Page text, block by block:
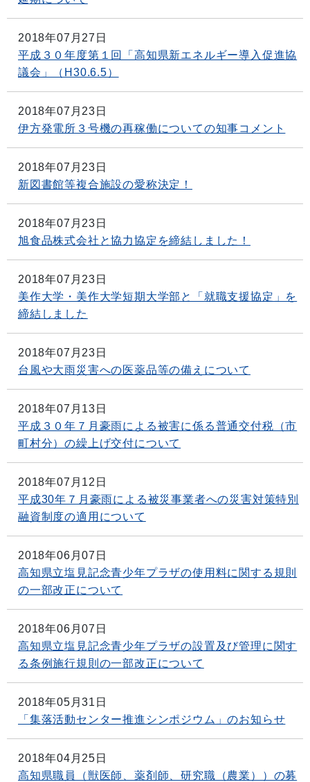
2018年07月27日
平成３０年度第１回「高知県新エネルギー導入促進協
議会」（H30.6.5）
2018年07月23日
伊方発電所３号機の再稼働についての知事コメント
2018年07月23日
新図書館等複合施設の愛称決定！
2018年07月23日
旭食品株式会社と協力協定を締結しました！
2018年07月23日
美作大学・美作大学短期大学部と「就職支援協定」を
締結しました
2018年07月23日
台風や大雨災害への医薬品等の備えについて
2018年07月13日
平成３０年７月豪雨による被害に係る普通交付税（市
町村分）の繰上げ交付について
2018年07月12日
平成30年７月豪雨による被災事業者への災害対策特別
融資制度の適用について
2018年06月07日
高知県立塩見記念青少年プラザの使用料に関する規則
の一部改正について
2018年06月07日
高知県立塩見記念青少年プラザの設置及び管理に関す
る条例施行規則の一部改正について
2018年05月31日
「集落活動センター推進シンポジウム」のお知らせ
2018年04月25日
高知県職員（獣医師、薬剤師、研究職（農業））の募